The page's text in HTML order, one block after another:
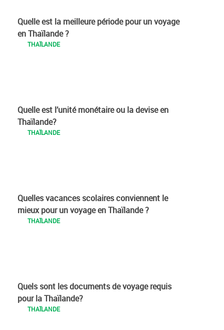
Quelle est la meilleure période pour un voyage
en Thaïlande ?
THAÏLANDE
Quelle est l’unité monétaire ou la devise en
Thaïlande?
THAÏLANDE
Quelles vacances scolaires conviennent le
mieux pour un voyage en Thaïlande ?
THAÏLANDE
Quels sont les documents de voyage requis
pour la Thaïlande?
THAÏLANDE